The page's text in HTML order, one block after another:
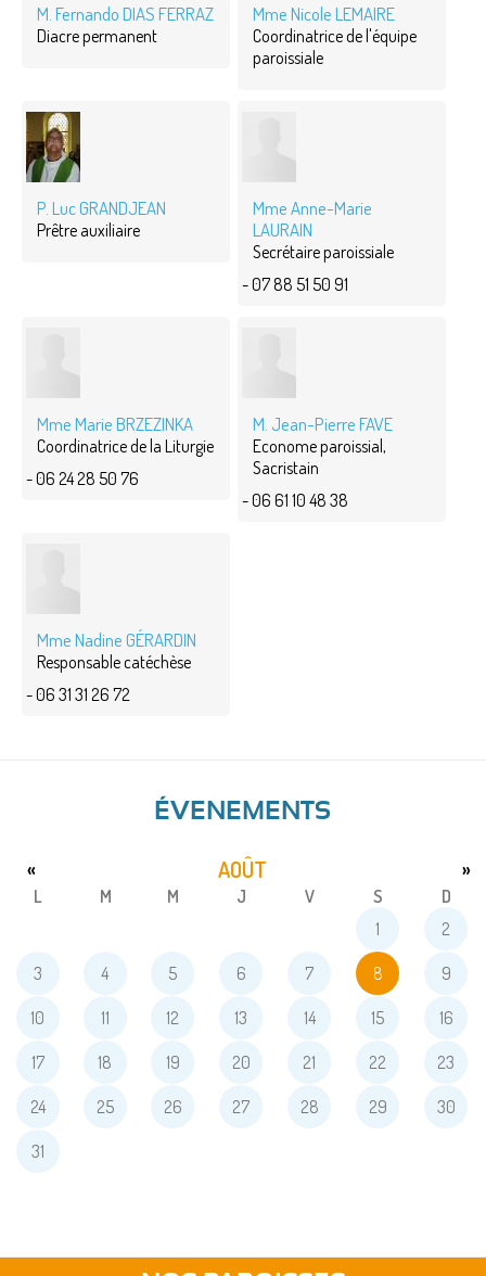
M. Fernando DIAS FERRAZ
Diacre permanent
Mme Nicole LEMAIRE
Coordinatrice de l'équipe
paroissiale
P. Luc GRANDJEAN
Prêtre auxiliaire
Mme Anne-Marie
LAURAIN
Secrétaire paroissiale
- 07 88 51 50 91
Mme Marie BRZEZINKA
Coordinatrice de la Liturgie
- 06 24 28 50 76
M. Jean-Pierre FAVE
Econome paroissial,
Sacristain
- 06 61 10 48 38
Mme Nadine GÉRARDIN
Responsable catéchèse
- 06 31 31 26 72
ÉVENEMENTS
AOÛT
« »
L M M J V S
D
1
2
3 4 5 6 7 8 9
10 11 12 13 14 15 16
17 18 19 20 21 22 23
24 25 26 27 28 29 30
31